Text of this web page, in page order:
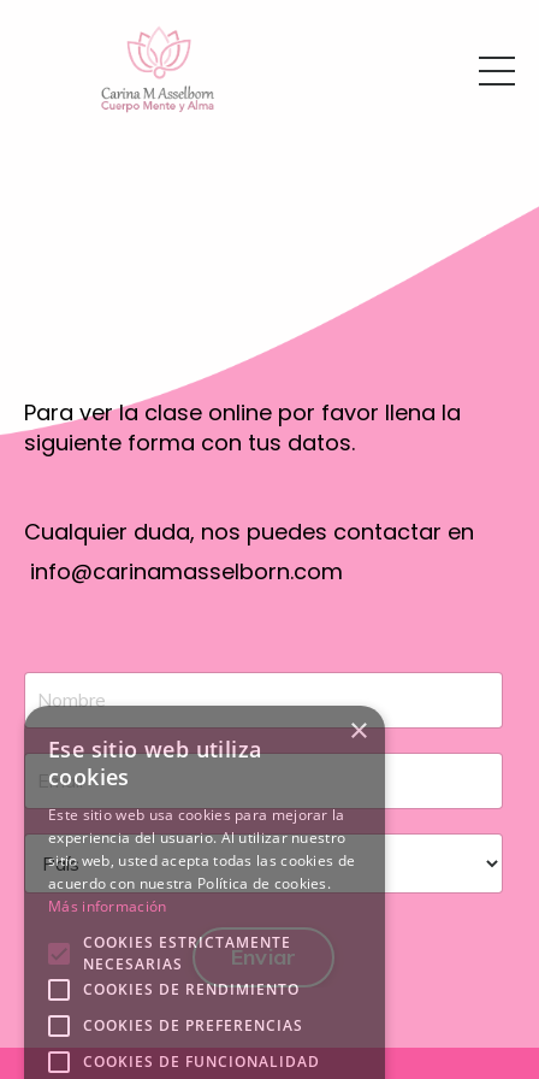
Para ver la clase online por favor llena la
siguiente forma con tus datos.
Cualquier duda, nos puedes contactar en
info@carinamasselborn.com
Enviar
×
Ese sitio web utiliza
cookies
Este sitio web usa cookies para mejorar la
experiencia del usuario. Al utilizar nuestro
sitio web, usted acepta todas las cookies de
acuerdo con nuestra Política de cookies.
Más información
COOKIES ESTRICTAMENTE
NECESARIAS
COOKIES DE RENDIMIENTO
COOKIES DE PREFERENCIAS
COOKIES DE FUNCIONALIDAD